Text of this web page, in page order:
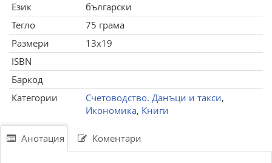
Език
български
Тегло
75 грама
Размери
13x19
ISBN
Баркод
Категории
Счетоводство. Данъци и такси,
Икономика, Книги
Анотация Коментари